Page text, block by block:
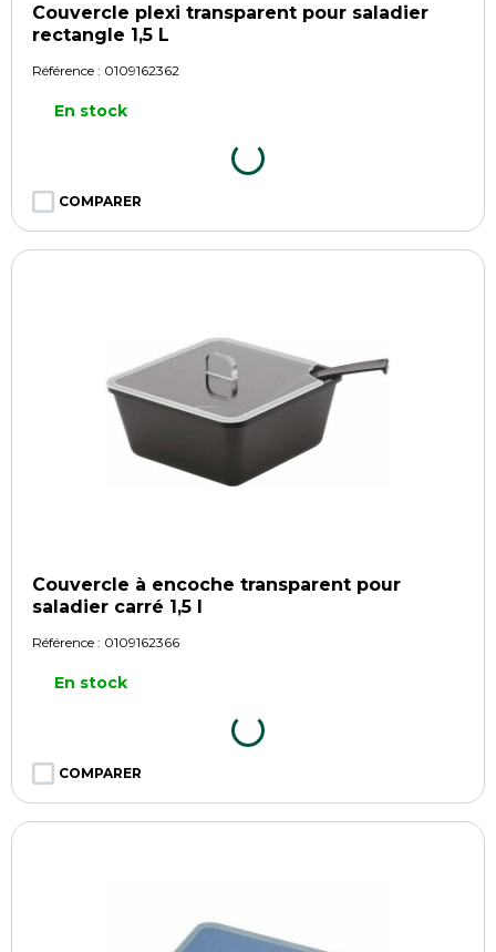
Couvercle plexi transparent pour saladier
rectangle 1,5 L
Référence : 0109162362
En stock
COMPARER
Couvercle à encoche transparent pour
saladier carré 1,5 l
Référence : 0109162366
En stock
COMPARER